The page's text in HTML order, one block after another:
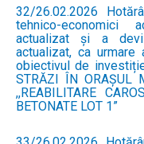
32/26.02.2026
tehnico-economici
actualizat și a
actualizat, ca
obiectivul de investiție
STRĂZI ÎN ORAȘUL
,,REABILITARE
BETONATE LOT 1”